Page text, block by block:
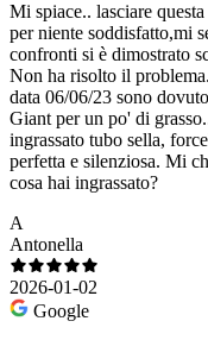
Mi spiace.. lasciare
per niente soddisfatto,mi
confronti si è dimostrato
Non ha risolto il
data 06/06/23 sono
Giant per un po' di
ingrassato tubo sella,
perfetta e silenziosa. Mi
cosa hai ingrassato?
A
Antonella
2026-01-02
Google